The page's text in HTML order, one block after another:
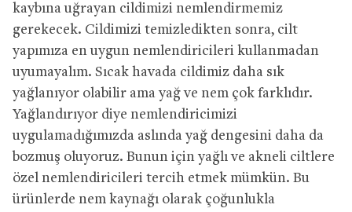
kaybına uğrayan cildimizi nemlendirmemiz
gerekecek. Cildimizi temizledikten sonra, cilt
yapımıza en uygun nemlendiricileri kullanmadan
uyumayalım. Sıcak havada cildimiz daha sık
yağlanıyor olabilir ama yağ ve nem çok farklıdır.
Yağlandırıyor diye nemlendiricimizi
uygulamadığımızda aslında yağ dengesini daha da
bozmuş oluyoruz. Bunun için yağlı ve akneli ciltlere
özel nemlendiricileri tercih etmek mümkün. Bu
ürünlerde nem kaynağı olarak çoğunlukla